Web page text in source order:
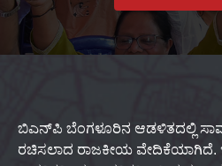
ಬಿಎನ್‌ಪಿ ಬೆಂಗಳೂರಿನ ಆಡಳಿತದಲ್ಲಿ
ರಚಿಸಲಾದ ರಾಜಕೀಯ ವೇದಿಕೆಯಾಗಿದೆ.